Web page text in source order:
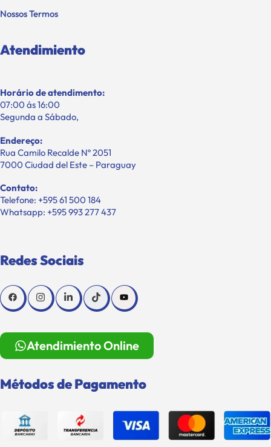
Nossos Termos
Atendimiento
Horário de atendimento:
07:00 ás 16:00
Segunda a Sábado,
Endereço:
Rua Camilo Recalde Nº 2051
7000 Ciudad del Este – Paraguay
Contato:
Telefone: +595 61 500 184
Whatsapp: +595 993 277 437
Redes Sociais
Atendimiento Online
Métodos de Pagamento